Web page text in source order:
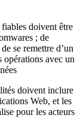
doivent être
; de
se remettre d’un
opérations avec un
doivent inclure
Web, et les
pour les acteurs